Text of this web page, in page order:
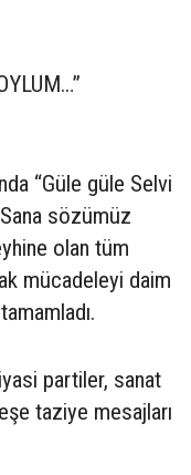
“Güle güle Selvi
sözümüz
olan tüm
mücadeleyi daim
partiler, sanat
taziye mesajları